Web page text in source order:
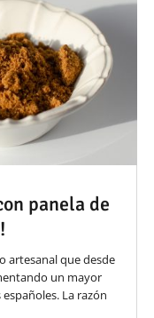
panela de
artesanal que desde
un mayor
La razón